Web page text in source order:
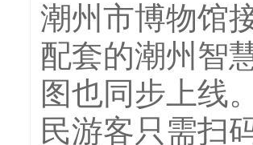
潮州市博物馆
配套的潮州智
图也同步上线
民游客只需扫